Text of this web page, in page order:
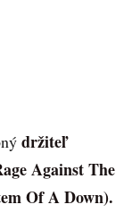
držiteľ
Against The
Of A Down).